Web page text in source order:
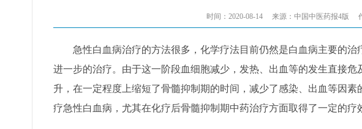
时间：2020-08-14 来源：中国中医药报4版
急性白血病治疗的方法很多，化学疗法目前仍然是白血病主要的治
进一步的治疗。由于这一阶段血细胞减少，发热、出血等的发生直接
升，在一定程度上缩短了骨髓抑制期的时间，减少了感染、出血等因
疗急性白血病，尤其在化疗后骨髓抑制期中药治疗方面取得了一定的疗